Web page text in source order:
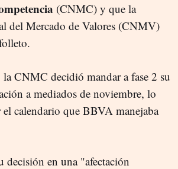
(CNMC) y que la
del Mercado de Valores (CNMV)
CNMC decidió mandar a fase 2 su
a mediados de noviembre, lo
el calendario que BBVA manejaba
decisión en una "afectación